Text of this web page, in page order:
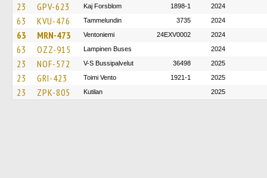
23 GPV-623 Kaj Forsblom 1898-1 2024
63 KVU-476 Tammelundin 3735 2024
63 MRN-473 Ventoniemi 24EXV0002 2024
63 OZZ-915 Lampinen Buses 2024
23 NOF-572 V-S Bussipalvelut 36498 2025
23 GRI-423 Toimi Vento 1921-1 2025
23 ZPK-805 Kutilan 2025